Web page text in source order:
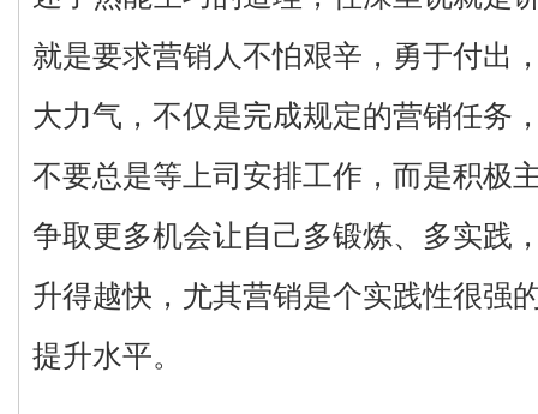
就是要求营销人不怕艰辛，勇于付出
大力气，不仅是完成规定的营销任务
不要总是等上司安排工作，而是积极
争取更多机会让自己多锻炼、多实践
升得越快，尤其营销是个实践性很强
提升水平。